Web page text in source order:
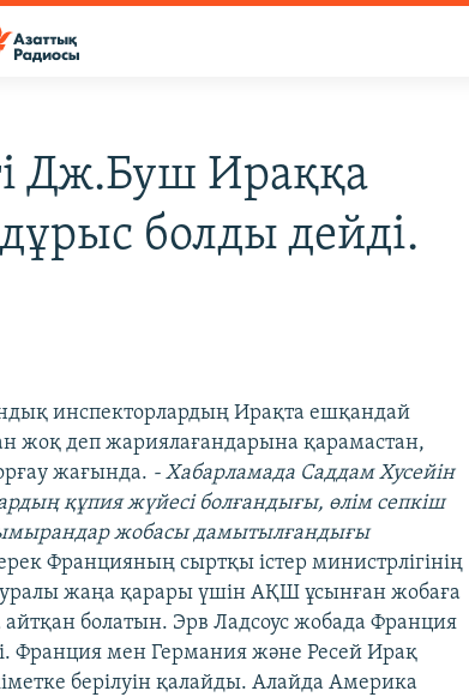
Дж.Буш Ираққа
болды дейді.
инспекторлардың Ирақта ешқандай
жоқ деп жариялағандарына қарамастан,
жағында. - Хабарламада Саддам Хусейін
құпия жүйесі болғандығы, өлім сепкіш
жобасы дамытылғандығы
Францияның сыртқы істер министрлігінің
жаңа қарары үшін АҚШ ұсынған жобаға
болатын. Эрв Ладсоус жобада Франция
Франция мен Германия және Ресей Ирақ
берілуін қалайды. Алайда Америка